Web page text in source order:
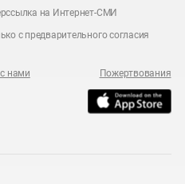
на Интернет-СМИ
с предварительного согласия
нами Пожертвования